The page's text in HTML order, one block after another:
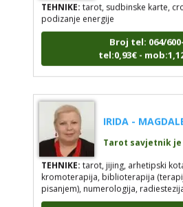
podizanje energije
Broj tel: 064/
tel:0,93€ -
IRIDA -
Tarot savjetnik je
TEHNIKE:tarot, jijing, arhetipski
kromoterapija, biblioterapija
pisanjem), numerologija,